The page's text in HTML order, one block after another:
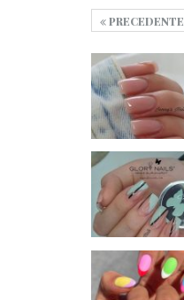
PRECEDENTE